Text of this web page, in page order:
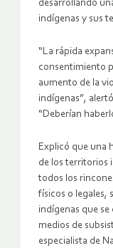
desarrollando
indígenas y sus
“La rápida
consentimiento
aumento de la
indígenas”,
“Deberían
Explicó que una
de los territorios
todos los
físicos o legales,
indígenas que
medios de
especialista de